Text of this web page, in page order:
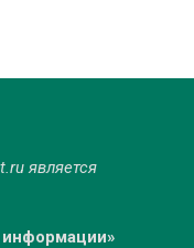
является
информации»